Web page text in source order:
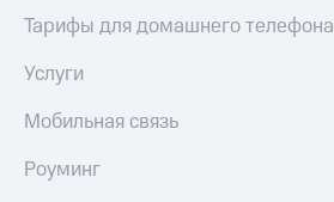
Тарифы для домашнего телефона
Услуги
Мобильная связь
Роуминг